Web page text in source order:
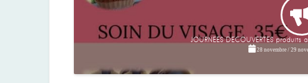
JOURNEES DECOUVERTES
28 novembre/29